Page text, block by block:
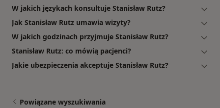
W jakich językach konsultuje Stanisław Rutz?
Jak Stanisław Rutz umawia wizyty?
W jakich godzinach przyjmuje Stanisław Rutz?
Stanisław Rutz: co mówią pacjenci?
Jakie ubezpieczenia akceptuje Stanisław Rutz?
Powiązane wyszukiwania